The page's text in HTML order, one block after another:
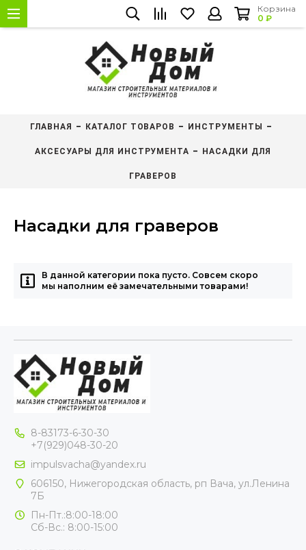
Корзина
0 ₽
ГЛАВНАЯ КАТАЛОГ ТОВАРОВ ИНСТРУМЕНТЫ
АКСЕСУАРЫ ДЛЯ ИНСТРУМЕНТА НАСАДКИ ДЛЯ
ГРАВЕРОВ
Насадки для граверов
В данной категории пока пусто. Совсем скоро
мы наполним её замечательными товарами!
8-83173-6-30-30
+7(929)048-30-20
impulsvacha@yandex.ru
606150, Нижегородская область, рп Вача, ул.Ленина
7Б
Пн-Пт.:8:00-18:00
Сб-Вс.: 8:00-15:00